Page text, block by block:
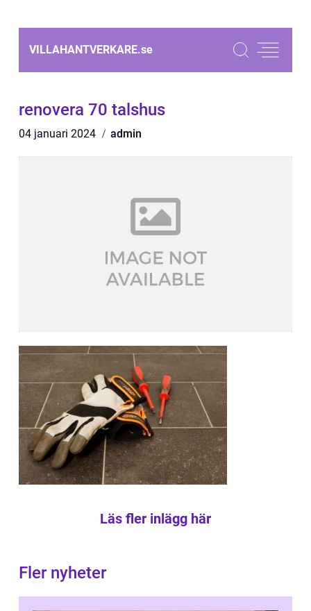
VILLAHANTVERKARE.se
renovera 70 talshus
04 januari 2024 admin
Läs fler inlägg här
Fler nyheter